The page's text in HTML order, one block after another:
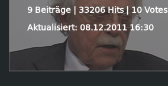
9 Beiträge | 33206 Hits | 10 Votes
Aktualisiert: 08.12.2011 16:30